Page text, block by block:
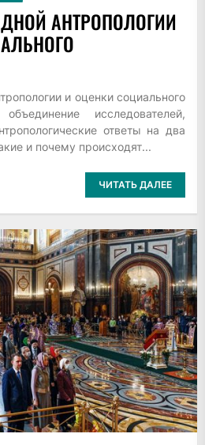
АНТРОПОЛОГИИ
и оценки социального
исследователей,
ответы на два
и почему происходят...
ЧИТАТЬ ДАЛЕЕ